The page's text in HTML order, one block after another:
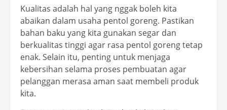
Kualitas adalah hal yang nggak boleh kita
abaikan dalam usaha pentol goreng. Pastikan
bahan baku yang kita gunakan segar dan
berkualitas tinggi agar rasa pentol goreng tetap
enak. Selain itu, penting untuk menjaga
kebersihan selama proses pembuatan agar
pelanggan merasa aman saat membeli produk
kita.